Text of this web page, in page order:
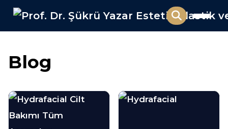
Blog